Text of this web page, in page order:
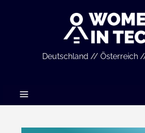
Deutschland // Österreich